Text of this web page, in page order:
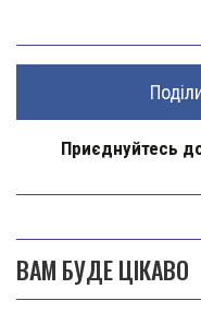
Приєднуйтесь
ВАМ БУДЕ ЦІКАВО